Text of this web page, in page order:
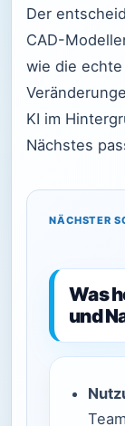
Der
CAD-
wie die
KI im
Nächstes
NÄCHSTER
Was
und